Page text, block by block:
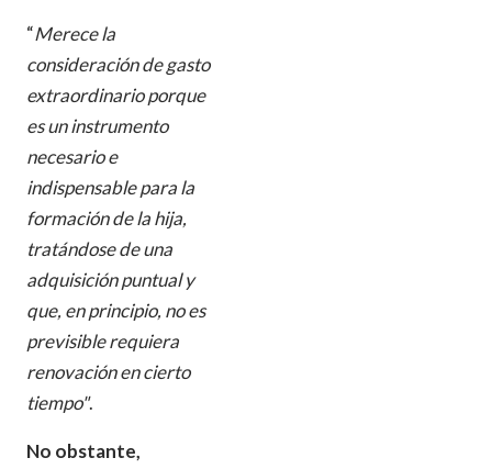
“Merece la
consideración de gasto
extraordinario porque
es un instrumento
necesario e
indispensable para la
formación de la hija,
tratándose de una
adquisición puntual y
que, en principio, no es
previsible requiera
renovación en cierto
tiempo".
No obstante,